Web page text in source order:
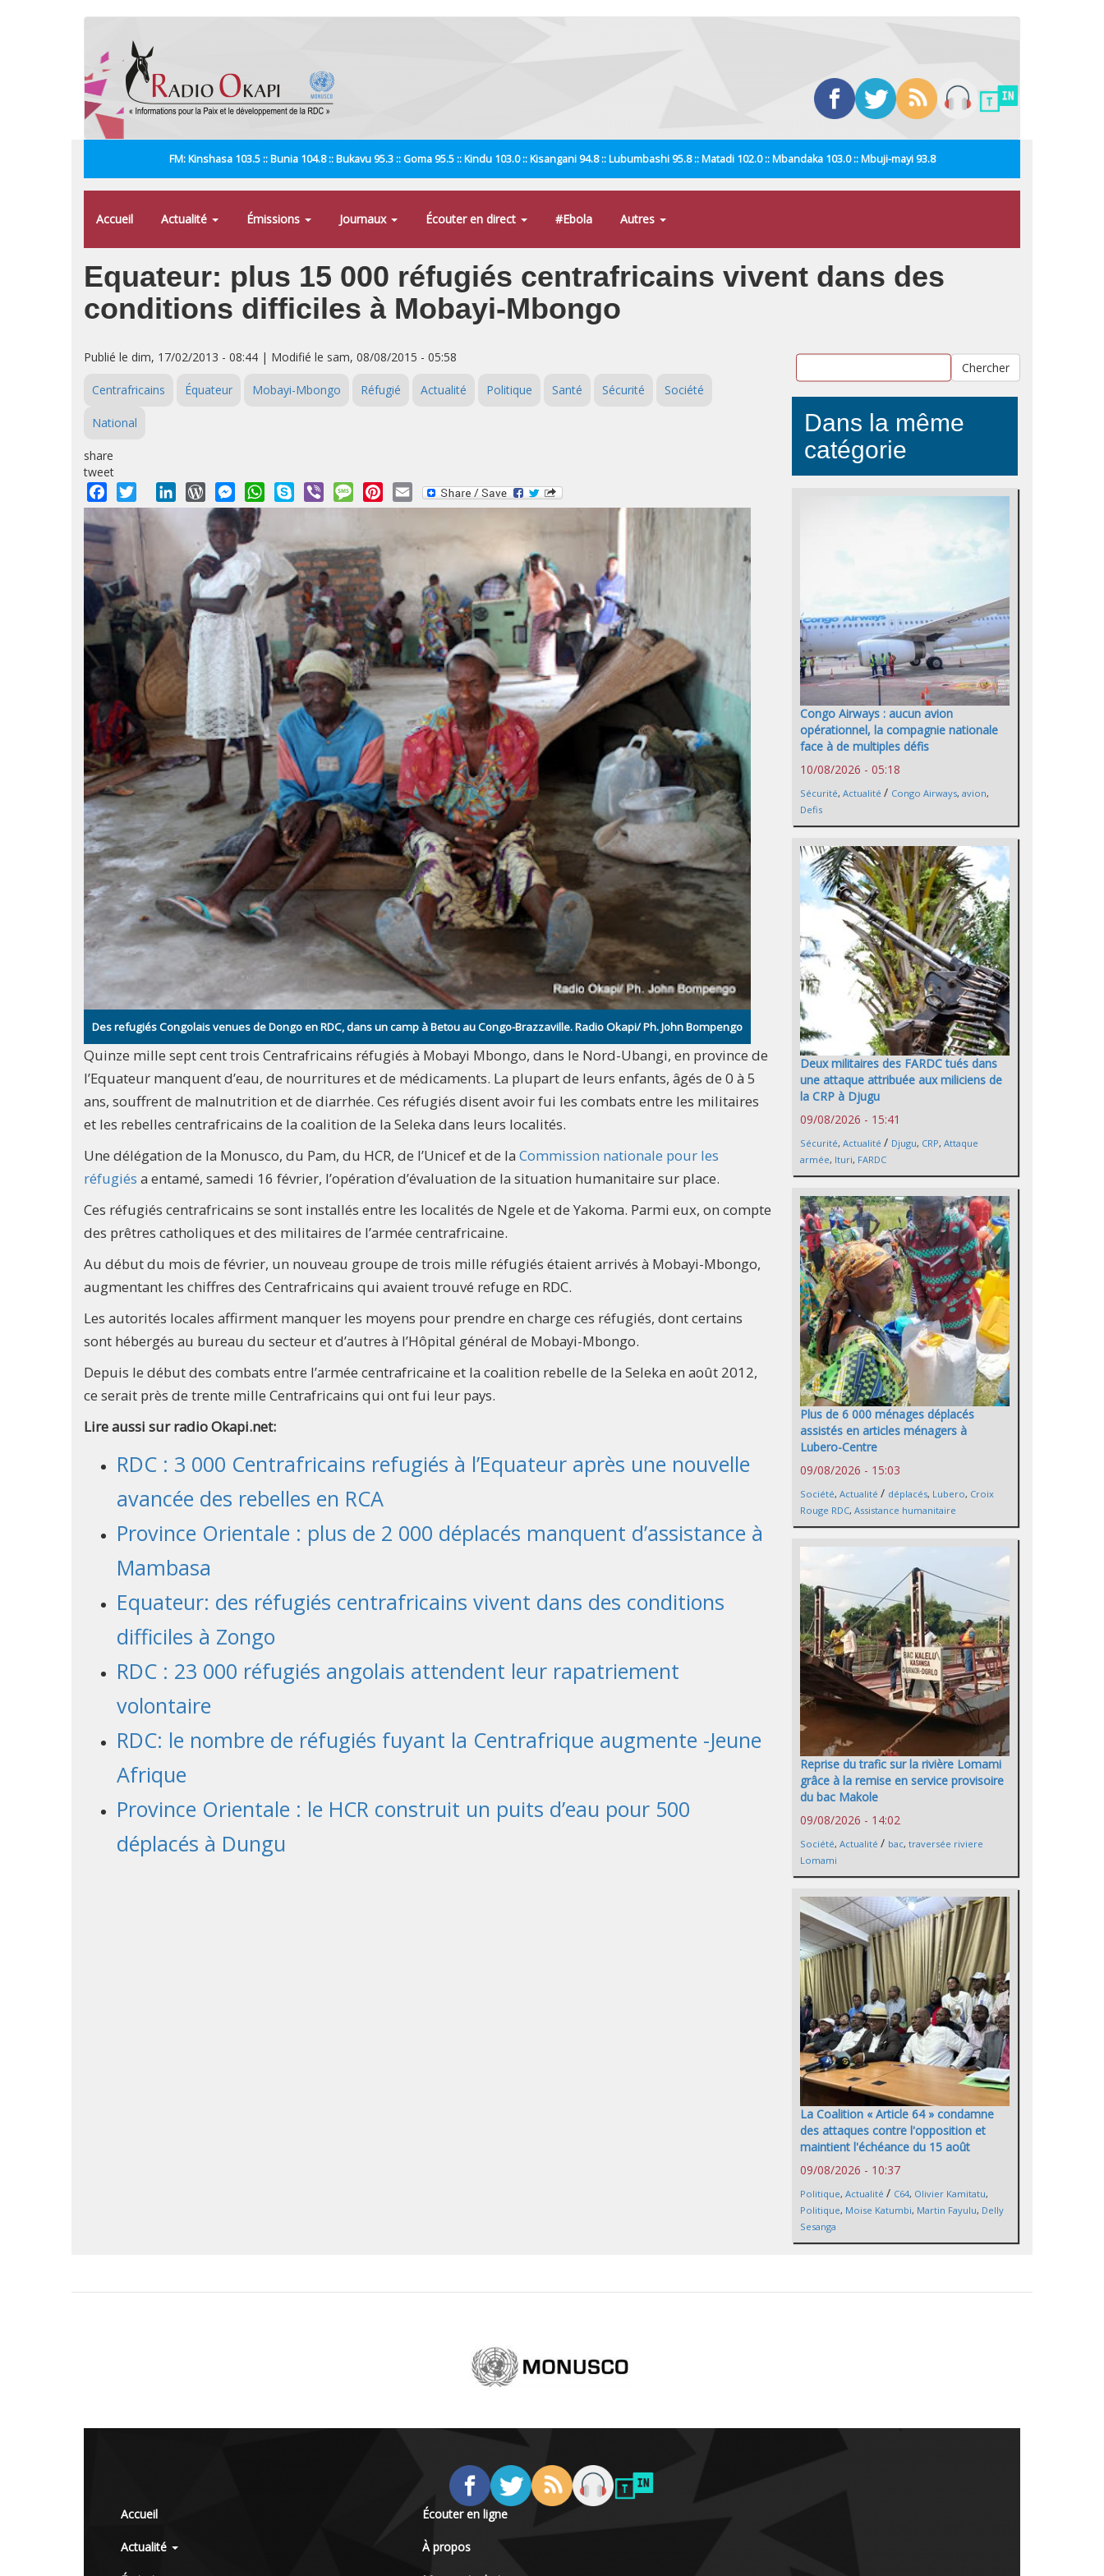
FM: Kinshasa 103.5 :: Bunia 104.8 :: Bukavu 95.3 :: Goma 95.5 :: Kindu 103.0 :: Kisangani 94.8 :: Lubumbashi 95.8 :: Matadi 102.0 :: Mbandaka 103.0 :: Mbuji-mayi 93.8
Accueil Actualité Émissions Journaux Écouter en direct #Ebola Autres
Equateur: plus 15 000 réfugiés centrafricains vivent dans des
conditions difficiles à Mobayi-Mbongo
Publié le dim, 17/02/2013 - 08:44 | Modifié le sam, 08/08/2015 - 05:58
Centrafricains Équateur Mobayi-Mbongo Réfugié Actualité Politique Santé Sécurité Société
National
share
tweet
Facebook
Twitter LinkedInWordPressMessengerWhatsApp
Skype Viber MessagePinterest
Email
Des refugiés Congolais venues de Dongo en RDC, dans un camp à Betou au Congo-Brazzaville. Radio Okapi/ Ph. John Bompengo
Quinze mille sept cent trois Centrafricains réfugiés à Mobayi Mbongo, dans le Nord-Ubangi, en province de
l’Equateur manquent d’eau, de nourritures et de médicaments. La plupart de leurs enfants, âgés de 0 à 5
ans, souffrent de malnutrition et de diarrhée. Ces réfugiés disent avoir fui les combats entre les militaires
et les rebelles centrafricains de la coalition de la Seleka dans leurs localités.
Une délégation de la Monusco, du Pam, du HCR, de l’Unicef et de la Commission nationale pour les
réfugiés a entamé, samedi 16 février, l’opération d’évaluation de la situation humanitaire sur place.
Ces réfugiés centrafricains se sont installés entre les localités de Ngele et de Yakoma. Parmi eux, on compte
des prêtres catholiques et des militaires de l’armée centrafricaine.
Au début du mois de février, un nouveau groupe de trois mille réfugiés étaient arrivés à Mobayi-Mbongo,
augmentant les chiffres des Centrafricains qui avaient trouvé refuge en RDC.
Les autorités locales affirment manquer les moyens pour prendre en charge ces réfugiés, dont certains
sont hébergés au bureau du secteur et d’autres à l’Hôpital général de Mobayi-Mbongo.
Depuis le début des combats entre l’armée centrafricaine et la coalition rebelle de la Seleka en août 2012,
ce serait près de trente mille Centrafricains qui ont fui leur pays.
Lire aussi sur radio Okapi.net:
RDC : 3 000 Centrafricains refugiés à l’Equateur après une nouvelle
avancée des rebelles en RCA
Province Orientale : plus de 2 000 déplacés manquent d’assistance à
Mambasa
Equateur: des réfugiés centrafricains vivent dans des conditions
difficiles à Zongo
RDC : 23 000 réfugiés angolais attendent leur rapatriement
volontaire
RDC: le nombre de réfugiés fuyant la Centrafrique augmente -Jeune
Afrique
Province Orientale : le HCR construit un puits d’eau pour 500
déplacés à Dungu
Chercher
Dans la même
catégorie
Congo Airways : aucun avion
opérationnel, la compagnie nationale
face à de multiples défis
10/08/2026 - 05:18
Sécurité, Actualité / Congo Airways, avion,
Defis
Deux militaires des FARDC tués dans
une attaque attribuée aux miliciens de
la CRP à Djugu
09/08/2026 - 15:41
Sécurité, Actualité / Djugu, CRP, Attaque
armée, Ituri, FARDC
Plus de 6 000 ménages déplacés
assistés en articles ménagers à
Lubero-Centre
09/08/2026 - 15:03
Société, Actualité / déplacés, Lubero, Croix
Rouge RDC, Assistance humanitaire
Reprise du trafic sur la rivière Lomami
grâce à la remise en service provisoire
du bac Makole
09/08/2026 - 14:02
Société, Actualité / bac, traversée riviere
Lomami
La Coalition « Article 64 » condamne
des attaques contre l'opposition et
maintient l'échéance du 15 août
09/08/2026 - 10:37
Politique, Actualité / C64, Olivier Kamitatu,
Politique, Moise Katumbi, Martin Fayulu, Delly
Sesanga
Accueil
Actualité
Écouter en ligne
À propos